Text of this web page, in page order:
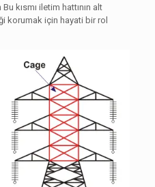
kısmı iletim hattının alt
korumak için hayati bir rol